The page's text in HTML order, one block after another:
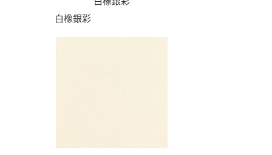
白橡銀彩